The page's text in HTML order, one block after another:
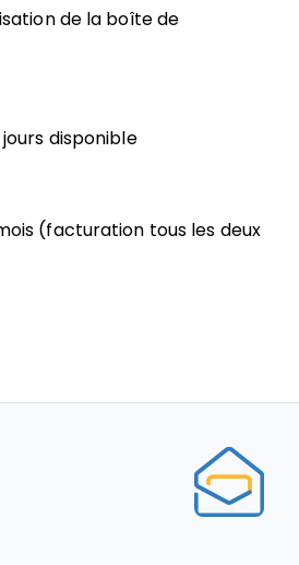
de la boîte de
jours disponible
(facturation tous les deux